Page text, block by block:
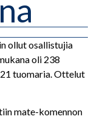
ollut osallistujia
oli 238
tuomaria. Ottelut
mate-komennon